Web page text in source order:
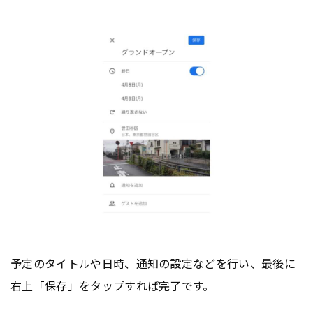
予定のタイトルや日時、通知の設定などを行い、最後に
右上「保存」をタップすれば完了です。